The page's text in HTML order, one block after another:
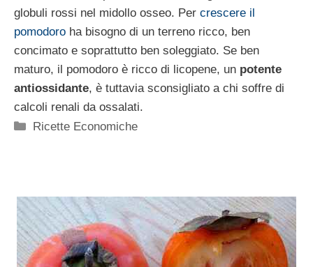
globuli rossi nel midollo osseo. Per crescere il
pomodoro ha bisogno di un terreno ricco, ben
concimato e soprattutto ben soleggiato. Se ben
maturo, il pomodoro è ricco di licopene, un potente
antiossidante, è tuttavia sconsigliato a chi soffre di
calcoli renali da ossalati.
Categorie
Ricette Economiche